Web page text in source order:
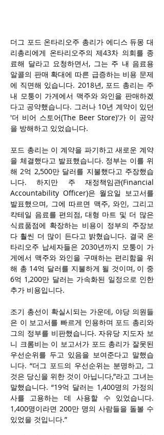
더그 포드 온타리오주 총리가 에디스 듀몽 대
리총리에게 온타리오주의 제43차 의회를 종
료해 달라고 요청하면서, 그는 주 내 음료용
알콜의 판매 확대에 따른 급증하는 비용 문제
에 직면해 있습니다. 2018년, 포드 총리는 주
내 모퉁이 가게에서 맥주와 와인을 판매하겠
다고 공약했습니다. 그러나 10년 계약이 있던
'더 비어 스토어(The Beer Store)'가 이 공약
을 방해하고 있었습니다.
포드 총리는 이 계약을 파기하고 새로운 계약
을 체결했다고 발표했습니다. 정부는 이를 위
해 2억 2,500만 달러를 지불했다고 주장했습
니다. 하지만 주 재정책임관(Financial
Accountability Officer)은 월요일 보고서를
발표했으며, 그에 따르면 맥주, 와인, 그리고
칵테일 음료를 편의점, 대형 마트 및 더 많은
식료품점에 확장하는 비용이 정부의 주장보
다 훨씬 더 많이 든다고 밝혔습니다. 결국 온
타리오주 납세자들은 2030년까지 모퉁이 가
게에서 맥주와 와인을 구매하는 편리함을 위
해 총 14억 달러를 지불하게 될 것이며, 이 중
6억 1,200만 달러는 가속화된 일정으로 인한
추가 비용입니다.
조기 총선이 확실시되는 가운데, 야당 의원들
은 이 보고서를 빠르게 인용하며 포드 총리와
그의 정부를 비판했습니다. 자유당 지도자 보
니 크롬비는 이 보고서가 포드 총리가 잘못된
우선순위를 두고 있음을 보여준다고 말했습
니다. “더그 포드의 우선순위는 분명하고, 그
것은 당신을 위한 것이 아닙니다,”라고 그녀는
말했습니다. “19억 달러는 1,400명의 가정의
사를 고용하는 데 사용할 수 있었습니다.
1,400명이라면 200만 명의 사람들을 돌볼 수
있었을 것입니다.”